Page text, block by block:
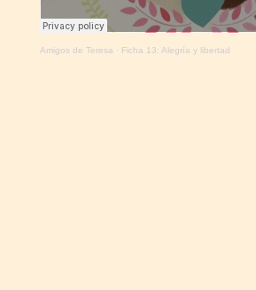
Amigos de Teresa · Ficha 13: Alegría y libertad